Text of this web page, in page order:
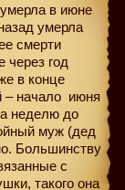
в июне
умерла
смерти
через год
в конце
– начало июня
неделю до
муж (дед
Большинству
с
такого она